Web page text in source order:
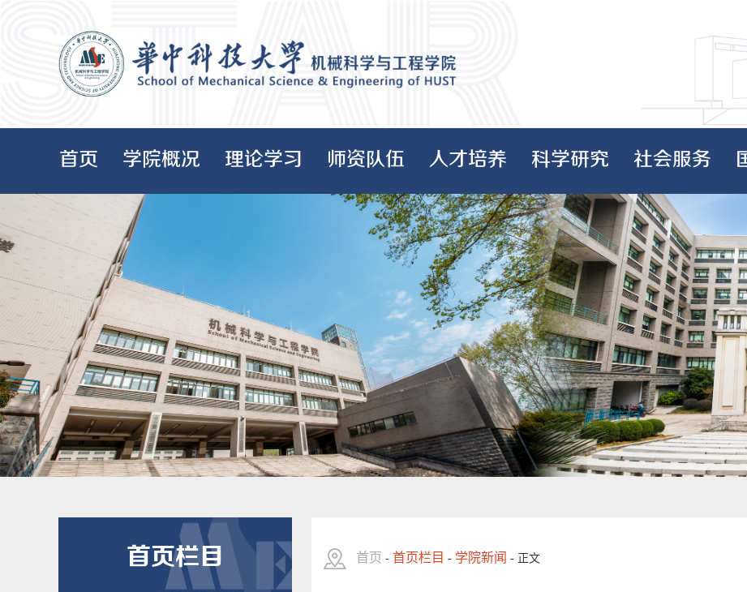
首页 学院概况 理论学习 师资队伍 人才培养 科学研究 社会服务
首页栏目 首页 - 首页栏目 - 学院新闻 - 正文